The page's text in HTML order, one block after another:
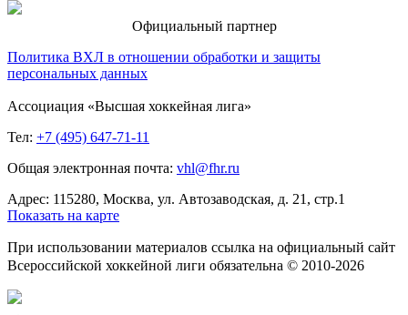
Официальный партнер
Политика ВХЛ в отношении обработки и защиты
персональных данных
Ассоциация «Высшая хоккейная лига»
Тел: +7 (495) 647-71-11
Общая электронная почта: vhl@fhr.ru
Адрес: 115280, Москва, ул. Автозаводская, д. 21, стр.1
Показать на карте
При использовании материалов ссылка на официальный сайт
Всероссийской хоккейной лиги обязательна © 2010-2026